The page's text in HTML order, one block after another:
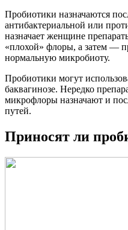
Пробиотики назначаются
антибактериальной или
назначает женщине
«плохой» флоры, а затем —
нормальную микробиоту.
Пробиотики могут
баквагинозе. Нередко
микрофлоры назначают и
путей.
Приносят ли